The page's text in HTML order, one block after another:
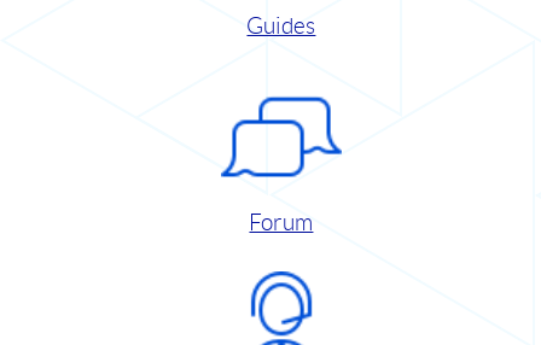
Guides
Forum